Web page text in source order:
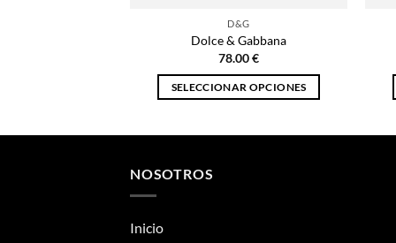
D&G
Dolce & Gabbana
78.00€
SELECCIONAR OPCIONES
NOSOTROS
Inicio